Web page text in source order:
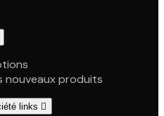
nouveaux produits
links 